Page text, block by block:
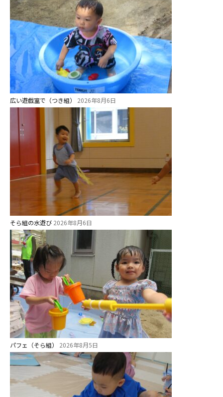
広い遊戯室で（つき組） 2026年8月6日
そら組の水遊び 2026年8月6日
パフェ（そら組） 2026年8月5日
社会福祉法人野田福祉会